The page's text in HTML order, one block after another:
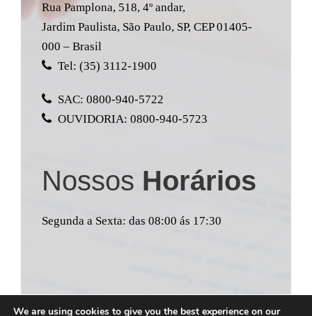
Rua Pamplona, 518, 4º andar,
Jardim Paulista, São Paulo, SP, CEP 01405-
000 – Brasil
Tel: (35) 3112-1900
SAC: 0800-940-5722
OUVIDORIA: 0800-940-5723
Nossos Horários
Segunda a Sexta: das 08:00 ás 17:30
We are using cookies to give you the best experience on our